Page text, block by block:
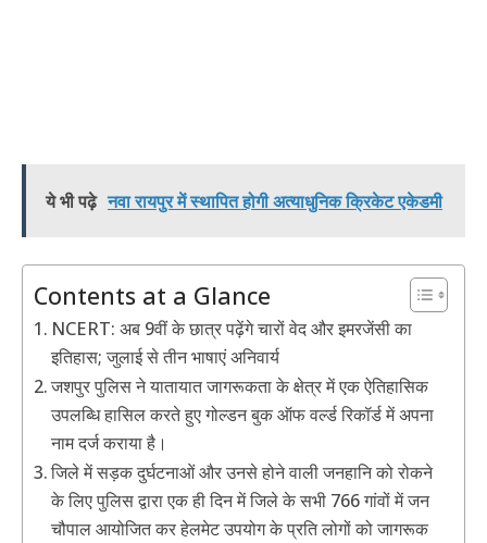
ये भी पढ़े नवा रायपुर में स्थापित होगी अत्याधुनिक क्रिकेट एकेडमी
Contents at a Glance
NCERT: अब 9वीं के छात्र पढ़ेंगे चारों वेद और इमरजेंसी का
इतिहास; जुलाई से तीन भाषाएं अनिवार्य
जशपुर पुलिस ने यातायात जागरूकता के क्षेत्र में एक ऐतिहासिक
उपलब्धि हासिल करते हुए गोल्डन बुक ऑफ वर्ल्ड रिकॉर्ड में अपना
नाम दर्ज कराया है।
जिले में सड़क दुर्घटनाओं और उनसे होने वाली जनहानि को रोकने
के लिए पुलिस द्वारा एक ही दिन में जिले के सभी 766 गांवों में जन
चौपाल आयोजित कर हेलमेट उपयोग के प्रति लोगों को जागरूक